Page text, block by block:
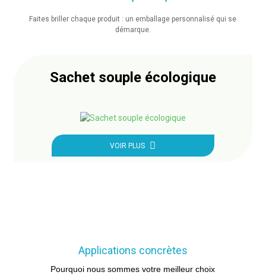
Faites briller chaque produit : un emballage personnalisé qui se
démarque.
Sachet souple écologique
VOIR PLUS
Applications concrètes
Pourquoi nous sommes votre meilleur choix